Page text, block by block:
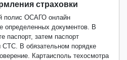
страховки
полис ОСАГО онлайн
определенных документов. В
паспорт, затем паспорт
СТС. В обязательном порядке
Картаисполь техосмотра